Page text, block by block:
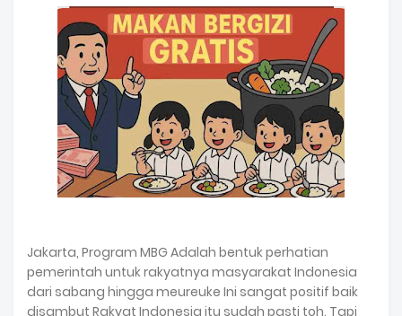
Jakarta, Program MBG Adalah bentuk perhatian
pemerintah untuk rakyatnya masyarakat Indonesia
dari sabang hingga meureuke Ini sangat positif baik
disambut Rakyat Indonesia itu sudah pasti toh. Tapi